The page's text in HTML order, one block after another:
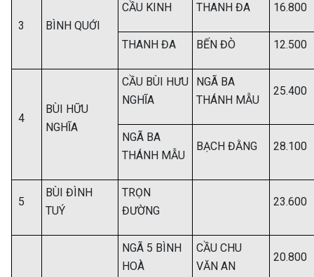
3 BÌNH QUỚI
CẦU KINH THANH ĐA 16.800
THANH ĐA BẾN ĐÒ 12.500
4
BÙI HỮU
NGHĨA
CẦU BÙI HƯU
NGHĨA
NGÃ BA
THÁNH MẪU
25.400
NGÃ BA
THÁNH MẪU
BẠCH ĐẰNG 28.100
5
BÙI ĐÌNH
TUÝ
TRỌN
ĐƯỜNG
23.600
NGÃ 5 BÌNH
HOÀ
CẦU CHU
VĂN AN
20.800